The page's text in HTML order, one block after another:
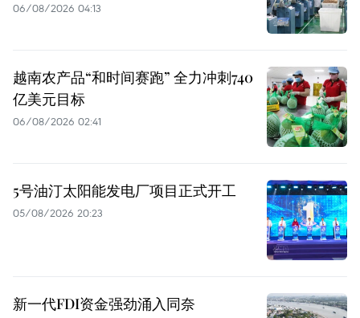
06/08/2026 04:13
越南农产品“和时间赛跑” 全力冲刺740
亿美元目标
06/08/2026 02:41
5号油汀太阳能发电厂项目正式开工
05/08/2026 20:23
新一代FDI资金强劲涌入同奈